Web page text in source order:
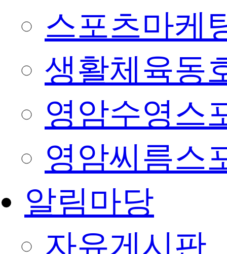
스포츠마케
생활체육동
영암수영스
영암씨름스
알림마당
자유게시판